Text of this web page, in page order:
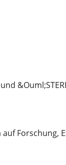
Forschung,